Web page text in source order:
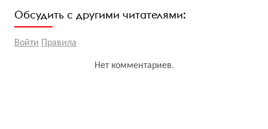
Обсудить с другими читателями:
Войти Правила
Нет комментариев.